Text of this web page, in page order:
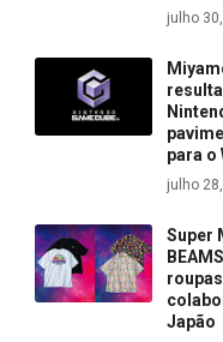
julho
para o
julho
Super
Japão